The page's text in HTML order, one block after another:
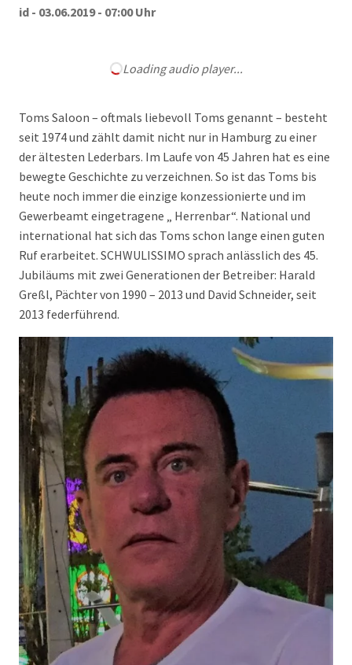
id - 03.06.2019 - 07:00 Uhr
Loading audio player...
Toms Saloon – oftmals liebevoll Toms genannt – besteht
seit 1974 und zählt damit nicht nur in Hamburg zu einer
der ältesten Lederbars. Im Laufe von 45 Jahren hat es eine
bewegte Geschichte zu verzeichnen. So ist das Toms bis
heute noch immer die einzige konzessionierte und im
Gewerbeamt eingetragene „ Herrenbar“. National und
international hat sich das Toms schon lange einen guten
Ruf erarbeitet. SCHWULISSIMO sprach anlässlich des 45.
Jubiläums mit zwei Generationen der Betreiber: Harald
Greßl, Pächter von 1990 – 2013 und David Schneider, seit
2013 federführend.